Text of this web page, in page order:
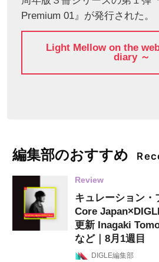
Premium 01』が発行された。
Light Mellow on the
diary ～
編集部のおすすめ
Review
キュレーション・
Core
更新 Inagaki
など｜8月1週目
DIGLE編集部